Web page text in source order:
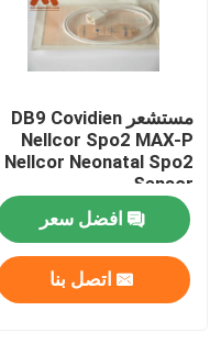
جهاز استشعار SpO2 القابل للتصرف
كابل رسم القلب
EKG الكهربائي
NIBP الكفة
مستشعر DB9 Covidien
Nellcor Spo2 MAX-P
Nellcor Neonatal Spo2
Sensor
افضل سعر
اتصل بنا